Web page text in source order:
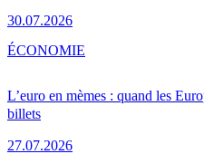
30.07.2026
L’euro en mèmes : quand les
billets
27.07.2026
ÉCONOMIE